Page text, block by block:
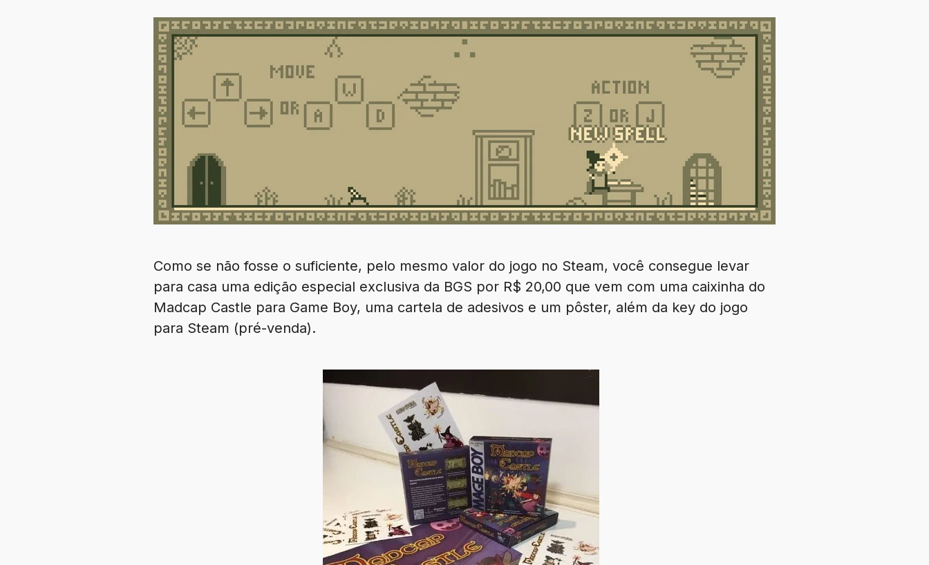
Como se não fosse o suficiente, pelo mesmo valor do jogo no Steam, você consegue levar
para casa uma edição especial exclusiva da BGS por R$ 20,00 que vem com uma caixinha do
Madcap Castle para Game Boy, uma cartela de adesivos e um pôster, além da key do jogo
para Steam (pré-venda).